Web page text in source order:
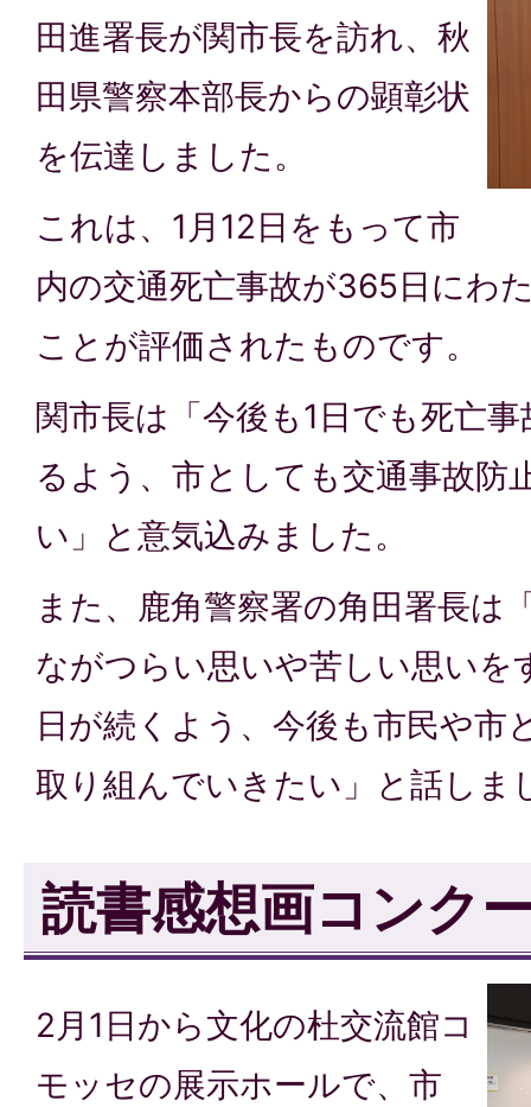
田進署長が関市長を訪れ、秋
田県警察本部長からの顕彰状
を伝達しました。
これは、1月12日をもって市
内の交通死亡事故が365日にわ
ことが評価されたものです。
関市長は「今後も1日でも死亡
るよう、市としても交通事故防
い」と意気込みました。
また、鹿角警察署の角田署長は
ながつらい思いや苦しい思いを
日が続くよう、今後も市民や市
取り組んでいきたい」と話しま
読書感想画コンク
2月1日から文化の杜交流館コ
モッセの展示ホールで、市